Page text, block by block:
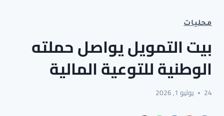
محليات
بيت التمويل يواصل حملته
الوطنية للتوعية المالية
24 يوليو 1, 2026